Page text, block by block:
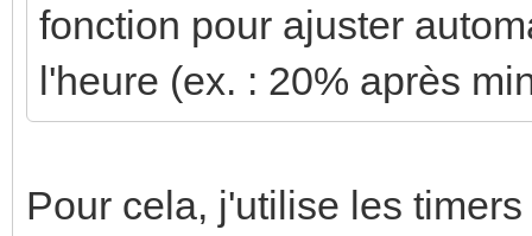
fonction pour ajuster
l'heure (ex. : 20% après
Pour cela, j'utilise les